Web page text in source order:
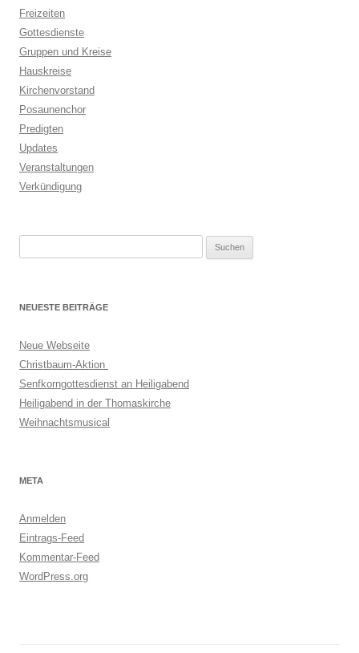
Freizeiten
Gottesdienste
Gruppen und Kreise
Hauskreise
Kirchenvorstand
Posaunenchor
Predigten
Updates
Veranstaltungen
Verkündigung
NEUESTE BEITRÄGE
Neue Webseite
Christbaum-Aktion
Senfkorngottesdienst an Heiligabend
Heiligabend in der Thomaskirche
Weihnachtsmusical
META
Anmelden
Eintrags-Feed
Kommentar-Feed
WordPress.org